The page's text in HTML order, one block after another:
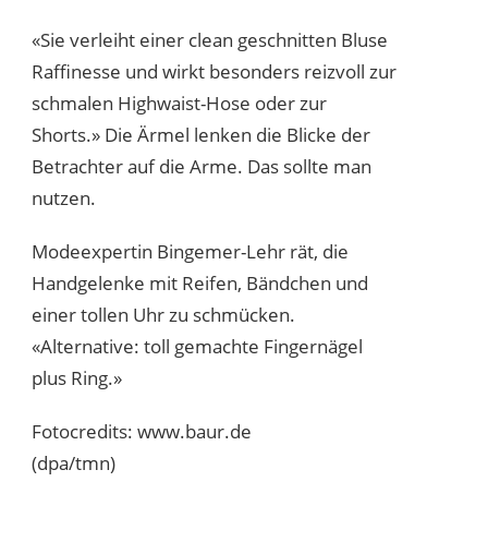
«Sie verleiht einer clean geschnitten Bluse
Raffinesse und wirkt besonders reizvoll zur
schmalen Highwaist-Hose oder zur
Shorts.» Die Ärmel lenken die Blicke der
Betrachter auf die Arme. Das sollte man
nutzen.
Modeexpertin Bingemer-Lehr rät, die
Handgelenke mit Reifen, Bändchen und
einer tollen Uhr zu schmücken.
«Alternative: toll gemachte Fingernägel
plus Ring.»
Fotocredits: www.baur.de
(dpa/tmn)